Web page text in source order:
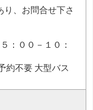
、お問合せ下さ
：００－１０：
約不要 大型バス